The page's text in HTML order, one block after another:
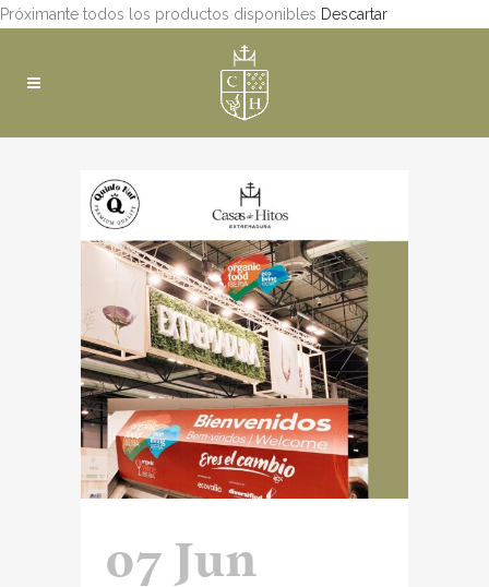
Próximante todos los productos disponibles Descartar
07 Jun